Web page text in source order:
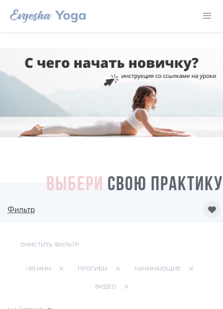
ВЫБЕРИ СВОЮ ПРАКТИКУ
Фильтр
ОЧИСТИТЬ ФИЛЬТР
~90 МИН ПРОГИБЫ НАЧИНАЮЩИЕ
ВИДЕО